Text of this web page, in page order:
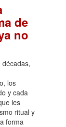
de
no
los
y cada
les
ritual y
forma